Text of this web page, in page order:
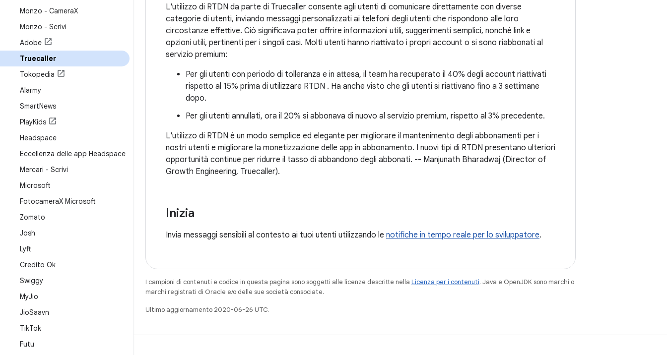
Monzo - CameraX
Monzo - Scrivi
Adobe
Truecaller
Tokopedia
Alarmy
SmartNews
PlayKids
Headspace
Eccellenza delle app Headspace
Mercari - Scrivi
Microsoft
FotocameraX Microsoft
Zomato
Josh
Lyft
Credito Ok
Swiggy
MyJio
JioSaavn
TikTok
Futu
L'utilizzo di RTDN da parte di Truecaller consente agli utenti di comunicare direttamente con diverse
categorie di utenti, inviando messaggi personalizzati ai telefoni degli utenti che rispondono alle loro
circostanze effettive. Ciò significava poter offrire informazioni utili, suggerimenti semplici, nonché link e
opzioni utili, pertinenti per i singoli casi. Molti utenti hanno riattivato i propri account o si sono riabbonati al
servizio premium:
Per gli utenti con periodo di tolleranza e in attesa, il team ha recuperato il 40% degli account riattivati
rispetto al 15% prima di utilizzare RTDN . Ha anche visto che gli utenti si riattivano fino a 3 settimane
dopo.
Per gli utenti annullati, ora il 20% si abbonava di nuovo al servizio premium, rispetto al 3% precedente.
L'utilizzo di RTDN è un modo semplice ed elegante per migliorare il mantenimento degli abbonamenti per i
nostri utenti e migliorare la monetizzazione delle app in abbonamento. I nuovi tipi di RTDN presentano ulteriori
opportunità continue per ridurre il tasso di abbandono degli abbonati. -- Manjunath Bharadwaj (Director of
Growth Engineering, Truecaller).
Inizia
Invia messaggi sensibili al contesto ai tuoi utenti utilizzando le notifiche in tempo reale per lo sviluppatore.
I campioni di contenuti e codice in questa pagina sono soggetti alle licenze descritte nella Licenza per i contenuti. Java e OpenJDK sono marchi o
marchi registrati di Oracle e/o delle sue società consociate.
Ultimo aggiornamento 2020-06-26 UTC.